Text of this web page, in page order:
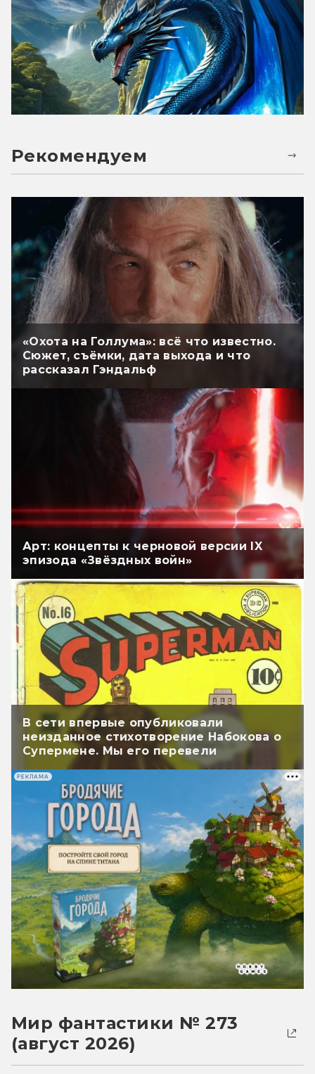
Рекомендуем
«Охота на Голлума»: всё что известно.
Сюжет, съёмки, дата выхода и что
рассказал Гэндальф
Арт: концепты к черновой версии IX
эпизода «Звёздных войн»
В сети впервые опубликовали
неизданное стихотворение Набокова о
Супермене. Мы его перевели
РЕКЛАМА
Мир фантастики № 273
(август 2026)